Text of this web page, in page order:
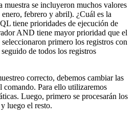
muestra se incluyeron muchos valores
febrero y abril). ¿Cuál es la
tiene prioridades de ejecución de
AND tiene mayor prioridad que el
primero los registros con
de todos los registros
correcto, debemos cambiar las
comando. Para ello utilizaremos
Luego, primero se procesarán los
luego el resto.